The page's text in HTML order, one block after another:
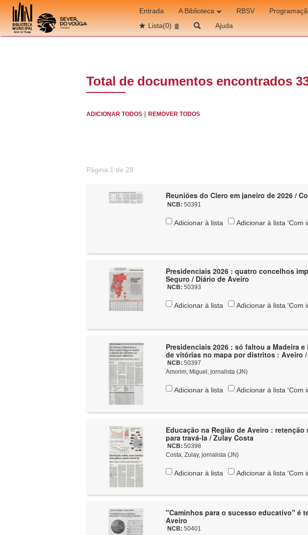
Ir para o conteúdo
Entrada A Biblioteca RBSV
Lista(0) Ajuda
Total de documentos encontrados
ADICIONAR TODOS |REMOVER TODOS
Página 1 de 28
Reuniões do Clero em janeiro de 2026 /
NCB:50391
Adicionar à lista Adicionar à lista 'Com
Presidenciais 2026 : quatro concelhos
Seguro / Diário de Aveiro
NCB:50393
Adicionar à lista Adicionar à lista 'Com
Presidenciais 2026 : só faltou a Madeira
de vitórias no mapa por distritos : Aveiro
NCB:50397
Amorim, Miguel, jornalista (JN)
Adicionar à lista Adicionar à lista 'Com
Educação na Região de Aveiro :
para travá-la / Zulay Costa
NCB:50398
Costa, Zulay, jornalista (JN)
Adicionar à lista Adicionar à lista 'Com
"Caminhos para o sucesso educativo" é
Aveiro
NCB:50401